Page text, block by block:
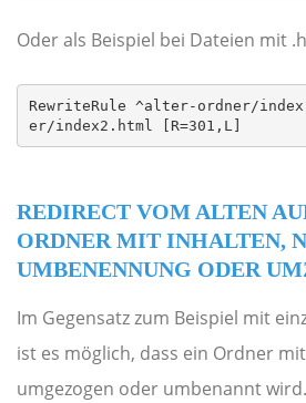
Oder als Beispiel bei Dateien mit
RewriteRule ^alter-ordner/
er/index2.html [R=301,L]
REDIRECT VOM ALTEN
ORDNER MIT INHALTEN,
UMBENENNUNG ODER
Im Gegensatz zum Beispiel mit
ist es möglich, dass ein Ordner
umgezogen oder umbenannt